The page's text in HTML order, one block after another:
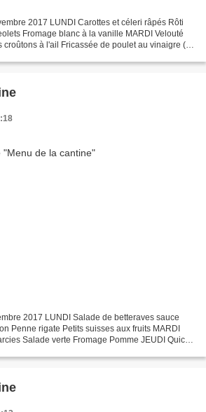
2017 LUNDI Carottes et céleri râpés Rôti
Fromage blanc à la vanille MARDI Velouté
croûtons à l'ail Fricassée de poulet au vinaigre (la
2017 LUNDI Salade de betteraves sauce
Penne rigate Petits suisses aux fruits MARDI
Salade verte Fromage Pomme JEUDI Quiche